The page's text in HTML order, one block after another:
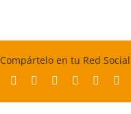
Compártelo en tu Red
Facebook Reddit LinkedIn
Tumblr